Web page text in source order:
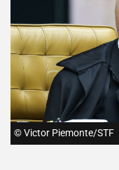
© Victor Piemonte/STF